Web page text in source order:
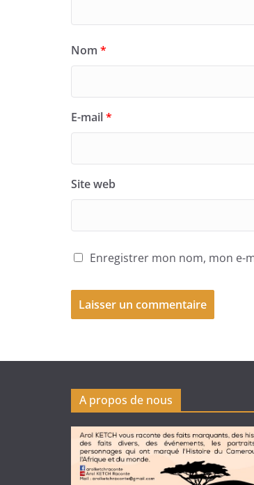
Nom *
E-mail*
Site web
Enregistrer mon nom, mon e-
A propos de nous